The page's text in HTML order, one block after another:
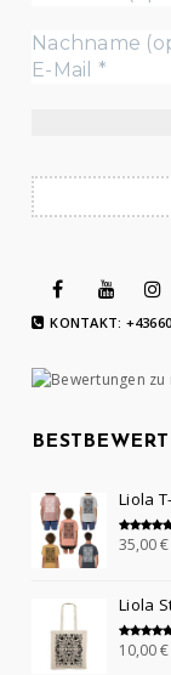
KONTAKT:
Liola
Bewertet
5.00
35,00€
Liola
Bewertet
5.00
10,00€